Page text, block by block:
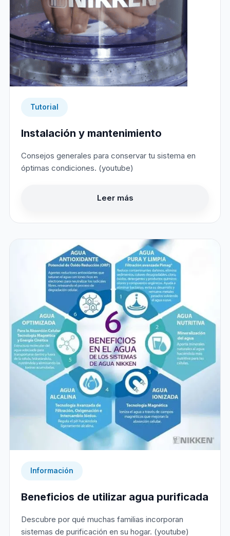
Tutorial
Instalación y mantenimiento
Consejos generales para conservar tu sistema en
óptimas condiciones. (youtube)
Leer más
Información
Beneficios de utilizar agua purificada
Descubre por qué muchas familias incorporan
sistemas de purificación en su hogar. (youtube)